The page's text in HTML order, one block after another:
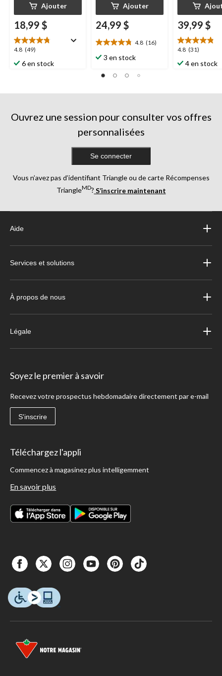
Ajouter
18,99 $
4.8 (49)
4.8
étoile(s)
sur
6 en stock
Ajouter
24,99 $
4.8 (16)
4.8
étoile(s)
5.
évaluations
3 en stock
39,99 $
4.8 (31)
4.8
étoile(s)
sur
4 en stock
Ouvrez une session pour consulter vos offres
personnalisées
Se connecter
Vous n’avez pas d’identifiant Triangle ou de carte Récompenses
TriangleMD? S’inscrire maintenant
Aide
Services et solutions
À propos de nous
Légale
Soyez le premier à savoir
Recevez votre prospectus hebdomadaire directement par e-mail
S'inscrire
Téléchargez l'appli
Commencez à magasinez plus intelligemment
En savoir plus